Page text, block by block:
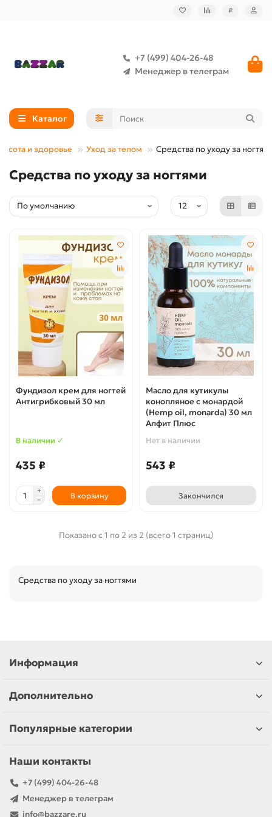
₽
+7 (499) 404-26-48
Менеджер в телеграм
Каталог
и здоровье Уход за телом Средства по уходу за
Средства по уходу за ногтями
Фундизол крем для ногтей
Антигрибковый 30 мл
В наличии ✓
435 ₽
В корзину
Масло для кутикулы
конопляное с монардой
(Hemp oil, monarda) 30 мл
Алфит Плюс
Нет в наличии
543 ₽
Закончился
Показано с 1 по 2 из 2 (всего 1 страниц)
Средства по уходу за ногтями
Информация
Дополнительно
Популярные категории
Наши контакты
+7 (499) 404-26-48
Менеджер в телеграм
info@bazzare.ru